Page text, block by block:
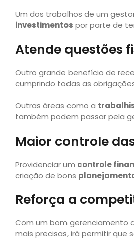
Um dos trabalhos de um
investimentos por parte de
Atende questões
Outro grande benefício de
cumprindo todas as
Outras áreas como a
também podem passar pela
Maior controle
Providenciar um controle
criação de bons
Reforça a
Com um bom gerenciamento
mais precisas, irá permitir que